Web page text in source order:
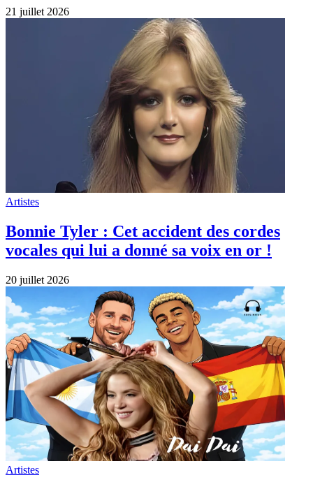
21 juillet 2026
Artistes
Bonnie Tyler : Cet accident des cordes
vocales qui lui a donné sa voix en or !
20 juillet 2026
Artistes